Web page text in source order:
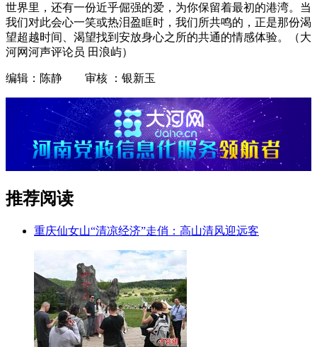
世界里，还有一份近乎倔强的爱，为你保留着最初的港湾。当
我们对此会心一笑或热泪盈眶时，我们所共鸣的，正是那份渴
望超越时间、渴望找到安放身心之所的共通的情感体验。（大
河网河声评论员 田浪屿）
编辑：陈静 审核 ：银新玉
推荐阅读
重庆仙女山“清凉经济”走俏：高山清风迎远客